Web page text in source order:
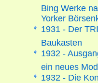
Bing Werke
Yorker
1931 - Der
Baukasten
1932 -
ein neues
1932 - Die